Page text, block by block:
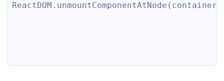
ReactDOM.unmountComponentAtNode(container)